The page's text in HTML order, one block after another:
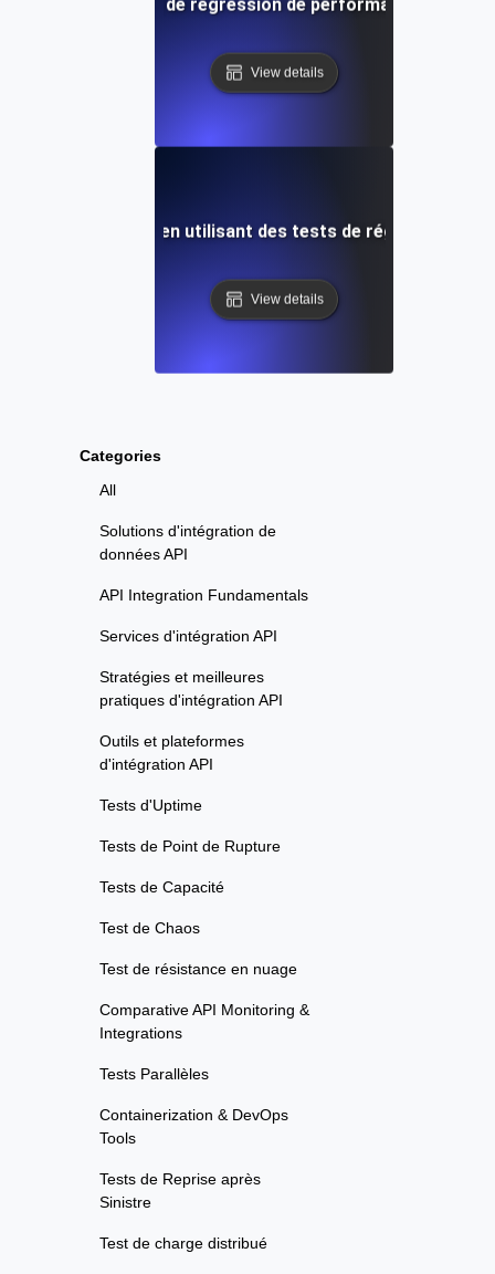
Categories
All
Solutions d'intégration de
données API
API Integration Fundamentals
Services d'intégration API
Stratégies et meilleures
pratiques d'intégration API
Outils et plateformes
d'intégration API
Tests d'Uptime
Tests de Point de Rupture
Tests de Capacité
Test de Chaos
Test de résistance en nuage
Comparative API Monitoring &
Integrations
Tests Parallèles
Containerization & DevOps
Tools
Tests de Reprise après
Sinistre
Test de charge distribué
View details
de performance en utilisant des tests de régression et
View details